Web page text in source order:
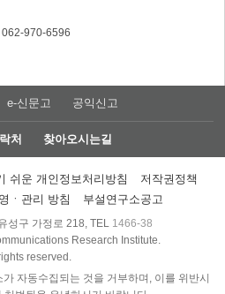
062-970-6596
e-신문고 공익신고
처 찾아오시는길
쉬운 개인정보처리방침
저작권정책
ㆍ관리 방침
부설연구소공고
성구 가정로 218, TEL 1466-38
Research Institute.
reserved.
자동수집되는 것을 거부하며, 이를 위반시